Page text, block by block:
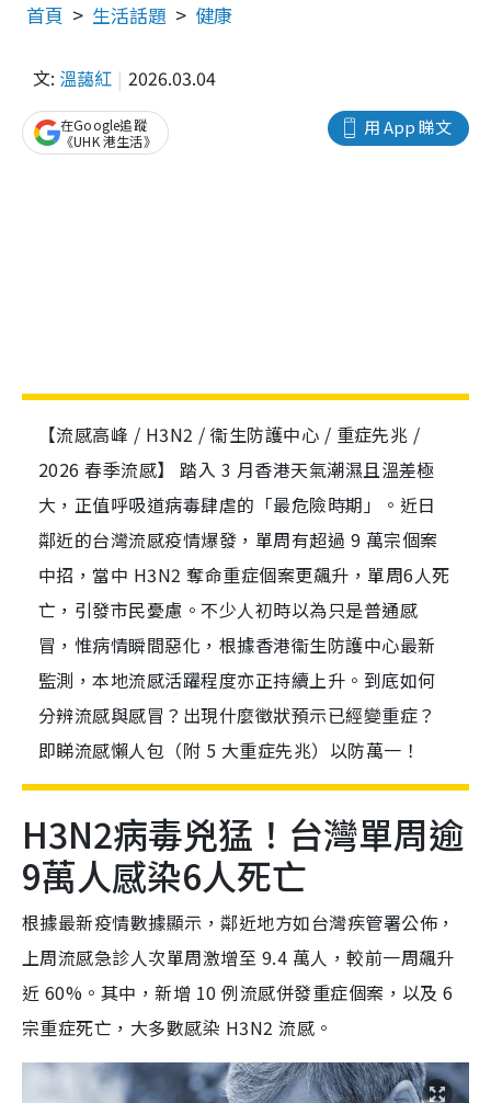
首頁 生活話題 健康
文: 溫藹紅 2026.03.04
用 App 睇文
在Google追蹤
《UHK 港生活》
【流感高峰 / H3N2 / 衞生防護中心 / 重症先兆 /
2026 春季流感】 踏入 3 月香港天氣潮濕且溫差極
大，正值呼吸道病毒肆虐的「最危險時期」。近日
鄰近的台灣流感疫情爆發，單周有超過 9 萬宗個案
中招，當中 H3N2 奪命重症個案更飆升，單周6人死
亡，引發市民憂慮。不少人初時以為只是普通感
冒，惟病情瞬間惡化，根據香港衞生防護中心最新
監測，本地流感活躍程度亦正持續上升。到底如何
分辨流感與感冒？出現什麼徵狀預示已經變重症？
即睇流感懶人包（附 5 大重症先兆）以防萬一！
H3N2病毒兇猛！台灣單周逾
9萬人感染6人死亡
根據最新疫情數據顯示，鄰近地方如台灣疾管署公佈，
上周流感急診人次單周激增至 9.4 萬人，較前一周飆升
近 60%。其中，新增 10 例流感併發重症個案，以及 6
宗重症死亡，大多數感染 H3N2 流感。